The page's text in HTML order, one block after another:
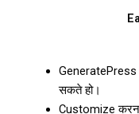
सकते हो।
Customize करना